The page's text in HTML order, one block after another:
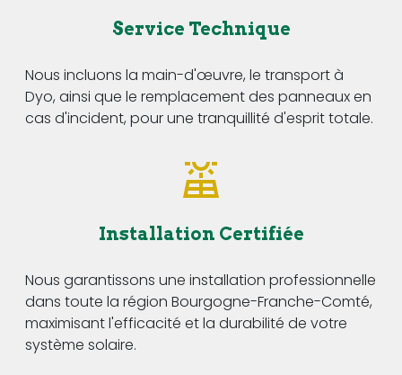
Service Technique
Nous incluons la main-d'œuvre, le transport à
Dyo, ainsi que le remplacement des panneaux en
cas d'incident, pour une tranquillité d'esprit totale.
Installation Certifiée
Nous garantissons une installation professionnelle
dans toute la région Bourgogne-Franche-Comté,
maximisant l'efficacité et la durabilité de votre
système solaire.